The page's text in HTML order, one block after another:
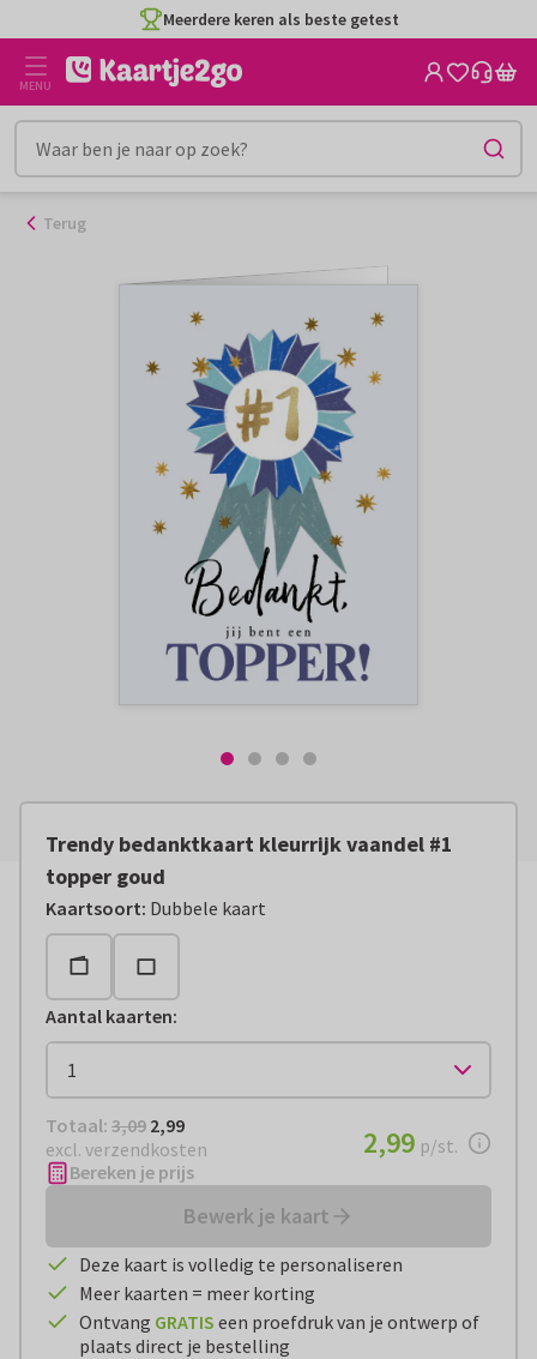
naar
inhoud
Meerdere keren als beste getest
MENU
Terug
Trendy bedanktkaart kleurrijk vaandel #1
topper goud
Kaartsoort: Dubbele kaart
Aantal kaarten:
Totaal: € 2,99
Totaal: 3,09 2,99
excl. verzendkosten
€ 2,99per stuk
2,99 p/st.
Bereken je prijs
Bewerk je kaart
Deze kaart is volledig te personaliseren
Meer kaarten = meer korting
Ontvang GRATIS een proefdruk van je ontwerp of
plaats direct je bestelling